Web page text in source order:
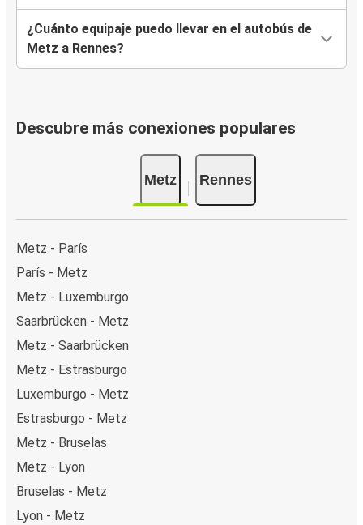
¿Cuánto equipaje puedo llevar en el autobús de
Metz a Rennes?
Descubre más conexiones populares
Metz Rennes
Metz - París
París - Metz
Metz - Luxemburgo
Saarbrücken - Metz
Metz - Saarbrücken
Metz - Estrasburgo
Luxemburgo - Metz
Estrasburgo - Metz
Metz - Bruselas
Metz - Lyon
Bruselas - Metz
Lyon - Metz